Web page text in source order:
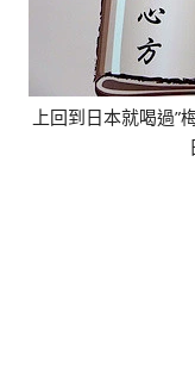
上回到日本就喝過”